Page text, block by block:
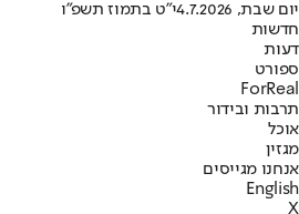
יום שבת, 4.7.2026
י"ט בתמוז תשפ"ו
חדשות
דעות
ספורט
ForReal
תרבות ובידור
אוכל
מגזין
אנחנו מגייסים
English
X